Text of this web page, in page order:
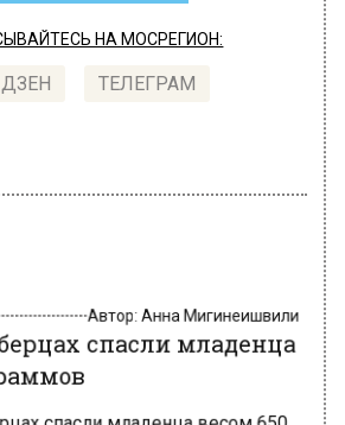
НА МОСРЕГИОН:
ДЗЕН ТЕЛЕГРАМ
спасли младенца